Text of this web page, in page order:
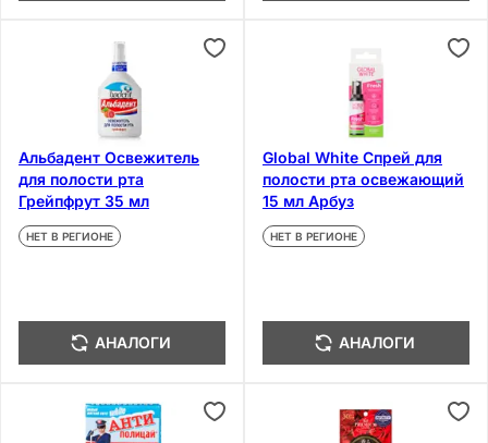
Альбадент Освежитель
для полости рта
Грейпфрут 35 мл
НЕТ В РЕГИОНЕ
АНАЛОГИ
Global White Спрей для
полости рта освежающий
15 мл Арбуз
НЕТ В РЕГИОНЕ
АНАЛОГИ